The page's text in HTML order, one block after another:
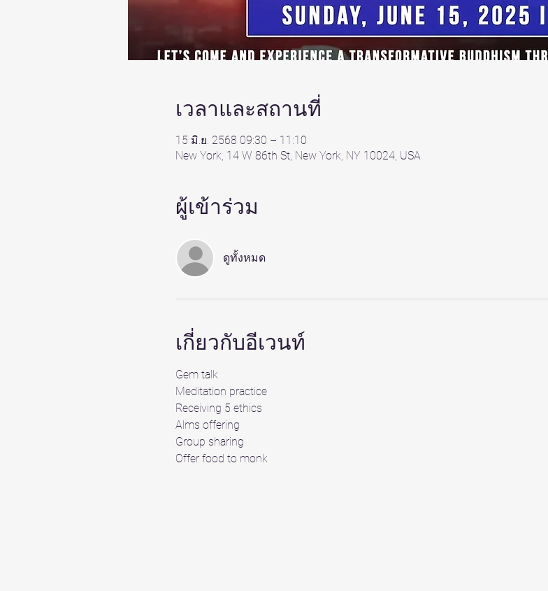
เวลาและสถานที่
15 มิ.ย. 2568 09:30 – 11:10
New York, 14 W 86th St, New York, NY 10024, USA
ผู้เข้าร่วม
ดูทั้งหมด
เกี่ยวกับอีเวนท์
Gem talk
Meditation practice
Receiving 5 ethics
Alms offering
Group sharing
Offer food to monk